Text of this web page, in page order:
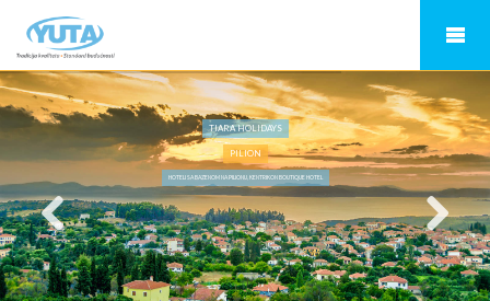
TIARA HOLIDAYS
PILION
HOTELI SA BAZENOM NA PILIONU, KENTRIKON BOUTIQUE HOTEL